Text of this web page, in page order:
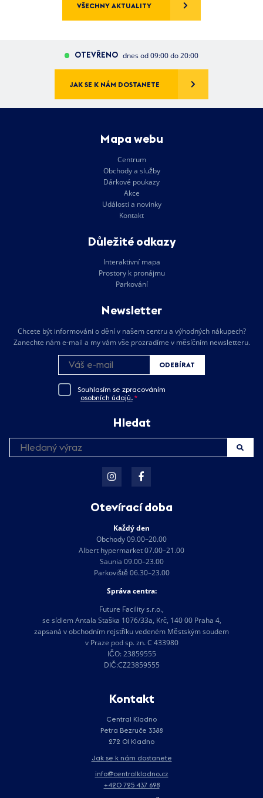
VŠECHNY AKTUALITY
OTEVŘENO dnes od 09:00 do 20:00
JAK SE K NÁM DOSTANETE
Mapa webu
Centrum
Obchody a služby
Dárkové poukazy
Akce
Události a novinky
Kontakt
Důležité odkazy
Interaktivní mapa
Prostory k pronájmu
Parkování
Newsletter
Chcete být informováni o dění v našem centru a výhodných nákupech?
Zanechte nám e-mail a my vám vše prozradíme v měsíčním newsletteru.
Souhlasím se zpracováním
osobních údajů.*
ODEBÍRAT
Hledat
Otevírací doba
Každý den
Obchody 09.00–20.00
Albert hypermarket 07.00–21.00
Saunia 09.00–23.00
Parkoviště 06.30–23.00
Správa centra:
Future Facility s.r.o.,
se sídlem Antala Staška 1076/33a, Krč, 140 00 Praha 4,
zapsaná v obchodním rejstříku vedeném Městským soudem
v Praze pod sp. zn. C 433980
IČO: 23859555
DIČ:CZ23859555
Kontakt
Central Kladno
Petra Bezruče 3388
272 01 Kladno
Jak se k nám dostanete
info@centralkladno.cz
+420 725 437 698